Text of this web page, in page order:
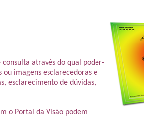
PRANICA ®
VISÃO
DA VIDA
â Meditação
CÍRCULOS DE SEMENTES
Sobre Frederica Teixeira e
Pepa Bernardes
através do qual poder-
ou imagens esclarecedoras e
esclarecimento de dúvidas,
o Portal da Visão podem